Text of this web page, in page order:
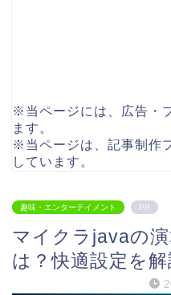
※当ページには、広告・
ます。
※当ページは、記事制作
しています。
趣味・エンターテイメント PR
マイクラjavaの
は？快適設定を解